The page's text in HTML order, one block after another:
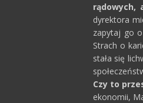
dyrektora
zapytaj go
Strach o
stała się
Czy to
ekonomii,